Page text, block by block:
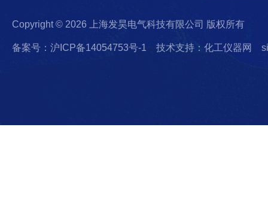
Copyright © 2026 上海发昊电气科技有限公司 版权所有
备案号：沪ICP备14054753号-1 技术支持：化工仪器网